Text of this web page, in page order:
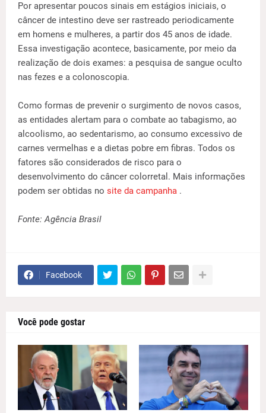
Por apresentar poucos sinais em estágios iniciais, o
câncer de intestino deve ser rastreado periodicamente
em homens e mulheres, a partir dos 45 anos de idade.
Essa investigação acontece, basicamente, por meio da
realização de dois exames: a pesquisa de sangue oculto
nas fezes e a colonoscopia.
Como formas de prevenir o surgimento de novos casos,
as entidades alertam para o combate ao tabagismo, ao
alcoolismo, ao sedentarismo, ao consumo excessivo de
carnes vermelhas e a dietas pobre em fibras. Todos os
fatores são considerados de risco para o
desenvolvimento do câncer colorretal. Mais informações
podem ser obtidas no site da campanha .
Fonte: Agência Brasil
Facebook
Você pode gostar